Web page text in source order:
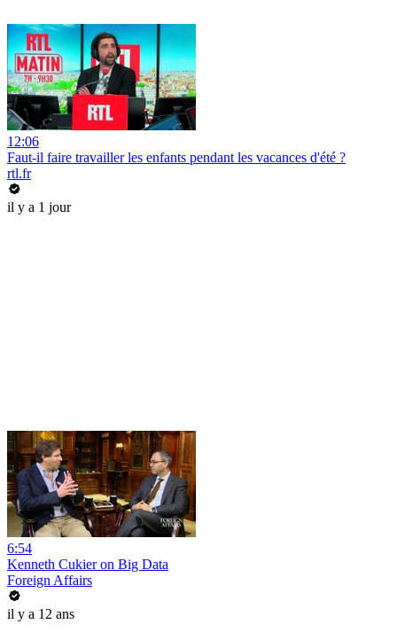
12:06
Faut-il faire travailler les enfants pendant les vacances d'été ?
rtl.fr
il y a 1 jour
6:54
Kenneth Cukier on Big Data
Foreign Affairs
il y a 12 ans